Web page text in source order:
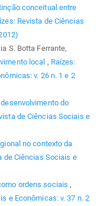
conceitual entre
Revista de Ciências
S. Botta Ferrante,
local , Raízes:
v. 26 n. 1 e 2
do
de Ciências Sociais e
no contexto da
de Ciências Sociais e
ordens sociais ,
e Econômicas: v. 37 n. 2